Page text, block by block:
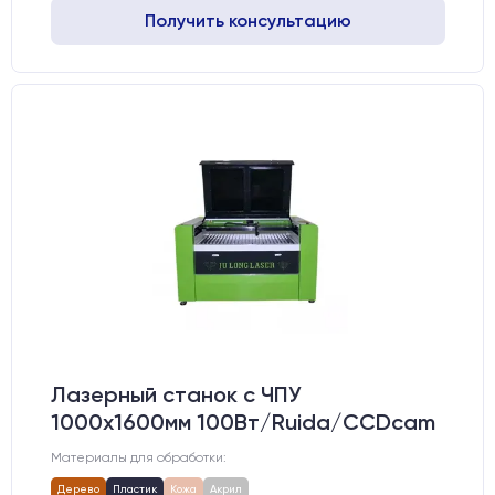
Получить консультацию
Лазерный станок c ЧПУ
1000х1600мм 100Вт/Ruida/CCDcam
Материалы для обработки:
Дерево Пластик Кожа Акрил